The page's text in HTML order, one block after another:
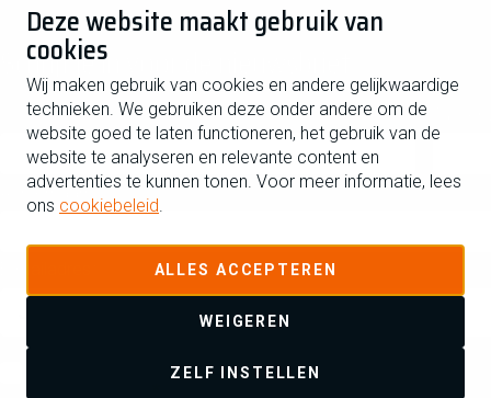
Deze website maakt gebruik van
cookies
Wij maken gebruik van cookies en andere gelijkwaardige
technieken. We gebruiken deze onder andere om de
website goed te laten functioneren, het gebruik van de
website te analyseren en relevante content en
advertenties te kunnen tonen. Voor meer informatie, lees
ons cookiebeleid.
ALLES ACCEPTEREN
WEIGEREN
ZELF INSTELLEN
Schrijf je in voor de nieuwsbrief
Voornaam
Achternaam
Ja ik schrijf me in voor de nieuwsbrief en ga akkoord met de